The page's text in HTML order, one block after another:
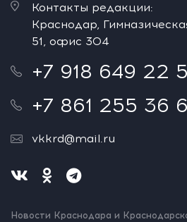
Контакты редакции:
Краснодар,
51, офис 304
+7 918 649 22
+7 861 255 36
vkkrd@mail.ru
Новости Краснодара и